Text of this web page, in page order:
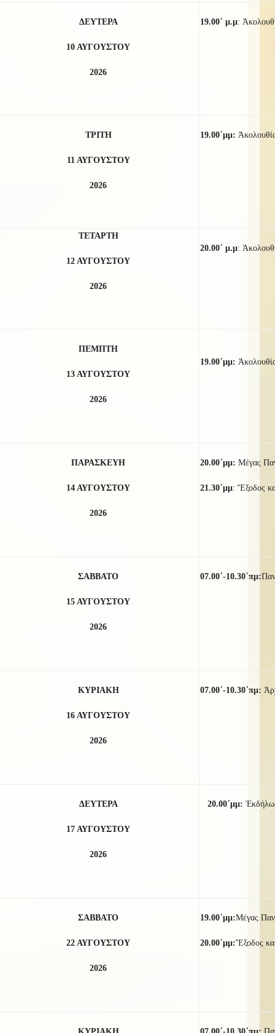
ΔΕΥΤΕΡΑ
10 ΑΥΓΟΥΣΤΟΥ
2026
19.00΄ μ.μ:
ΤΡΙΤΗ
11 ΑΥΓΟΥΣΤΟΥ
2026
19.00΄μμ:
ΤΕΤΑΡΤΗ
12 ΑΥΓΟΥΣΤΟΥ
2026
20.00΄ μ.μ:
ΠΕΜΠΤΗ
13 ΑΥΓΟΥΣΤΟΥ
2026
19.00΄μμ:
ΠΑΡΑΣΚΕΥΗ
14 ΑΥΓΟΥΣΤΟΥ
2026
20.00΄μμ: Μέγας
21.30΄μμ: Ἔξοδος
ΣΑΒΒΑΤΟ
15 ΑΥΓΟΥΣΤΟΥ
2026
07.00΄-10.30΄πμ:
ΚΥΡΙΑΚΗ
16 ΑΥΓΟΥΣΤΟΥ
2026
07.00΄-10.30΄πμ:
ΔΕΥΤΕΡΑ
17 ΑΥΓΟΥΣΤΟΥ
2026
20.00΄μμ:
ΣΑΒΒΑΤΟ
22 ΑΥΓΟΥΣΤΟΥ
2026
19.00΄μμ:Μέγας
20.00΄μμ:Ἔξοδος